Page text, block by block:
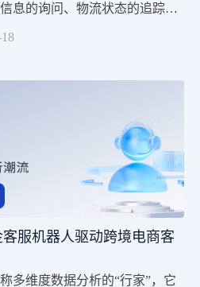
息的询问、物流状态的追踪，
能在瞬间得到及时且精准的回
服机器人驱动跨境电商客
多维度数据分析的“行家”，它